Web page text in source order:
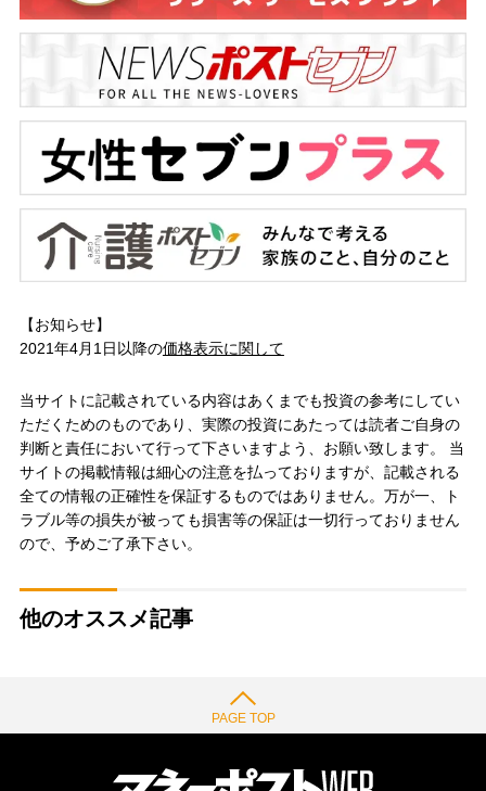
【お知らせ】
2021年4月1日以降の価格表示に関して
当サイトに記載されている内容はあくまでも投資の参考にしてい
ただくためのものであり、実際の投資にあたっては読者ご自身の
判断と責任において行って下さいますよう、お願い致します。 当
サイトの掲載情報は細心の注意を払っておりますが、記載される
全ての情報の正確性を保証するものではありません。万が一、ト
ラブル等の損失が被っても損害等の保証は一切行っておりません
ので、予めご了承下さい。
他のオススメ記事
PAGE TOP